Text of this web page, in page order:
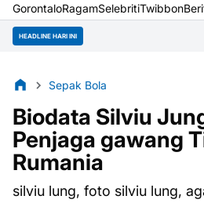
GorontaloRagamSelebritiTwibbon
HEADLINE HARI INI
Sepak Bola
Biodata Silviu
Penjaga gawang
Rumania
silviu lung, foto silviu lung,